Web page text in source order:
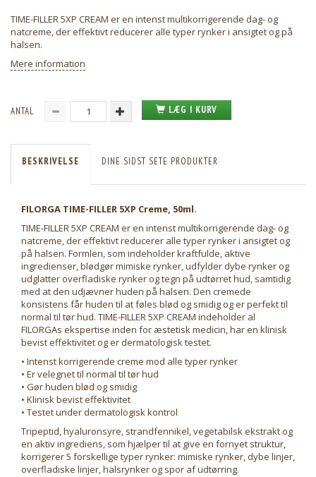
TIME-FILLER 5XP CREAM er en intenst multikorrigerende dag- og
natcreme, der effektivt reducerer alle typer rynker i ansigtet og på
halsen.
Mere information
ANTAL LÆG I KURV
BESKRIVELSE DINE SIDST SETE PRODUKTER
FILORGA TIME-FILLER 5XP Creme, 50ml.
TIME-FILLER 5XP CREAM er en intenst multikorrigerende dag- og
natcreme, der effektivt reducerer alle typer rynker i ansigtet og
på halsen. Formlen, som indeholder kraftfulde, aktive
ingredienser, blødgør mimiske rynker, udfylder dybe rynker og
udglatter overfladiske rynker og tegn på udtørret hud, samtidig
med at den udjævner huden på halsen. Den cremede
konsistens får huden til at føles blød og smidig og er perfekt til
normal til tør hud. TIME-FILLER 5XP CREAM indeholder al
FILORGAs ekspertise inden for æstetisk medicin, har en klinisk
bevist effektivitet og er dermatologisk testet.
• Intenst korrigerende creme mod alle typer rynker
• Er velegnet til normal til tør hud
• Gør huden blød og smidig
• Klinisk bevist effektivitet
• Testet under dermatologisk kontrol
Tripeptid, hyaluronsyre, strandfennikel, vegetabilsk ekstrakt og
en aktiv ingrediens, som hjælper til at give en fornyet struktur,
korrigerer 5 forskellige typer rynker: mimiske rynker, dybe linjer,
overfladiske linjer, halsrynker og spor af udtørring.